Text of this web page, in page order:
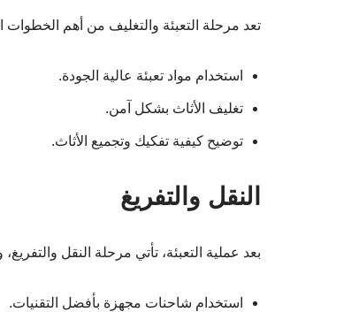
تعد مرحلة التعبئة والتغليف من أهم
استخدام مواد تعبئة عالية الجودة.
تغليف الأثاث بشكل آمن.
توضيح كيفية تفكيك وتجميع الأثاث.
النقل والتفريغ
بعد عملية التعبئة، تأتي مرحلة النقل
استخدام شاحنات مجهزة بأفضل التقنيات.